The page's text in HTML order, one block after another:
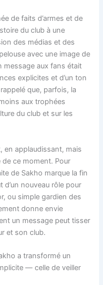
de faits d’armes et de
du club à une
des médias et des
avec une image de
message aux fans était
explicites et d’un ton
que, parfois, la
aux trophées
du club et sur les
en applaudissant, mais
ce moment. Pour
de Sakho marque la fin
d’un nouveau rôle pour
ou simple gardien des
donne envie
un message peut tisser
et son club.
a transformé un
— celle de veiller